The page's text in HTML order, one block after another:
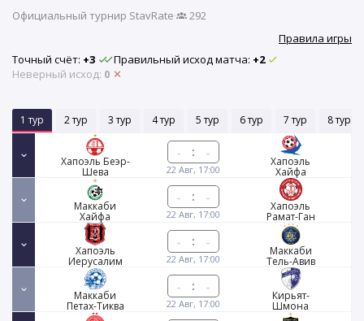
Официальный турнир StavRate·
292
Правила игры
Точный счёт: +3 Правильный исход матча: +2
Неверный исход: 0
1 тур 2 тур 3 тур 4 тур 5 тур 6 тур 7 тур 8 тур
Хапоэль Беэр-
Шева
:
22 Авг, 17:00
Хапоэль
Хайфа
Маккаби
Хайфа
:
22 Авг, 17:00
Хапоэль
Рамат-Ган
Хапоэль
Иерусалим
:
22 Авг, 17:00
Маккаби
Тель-Авив
Маккаби
Петах-Тиква
:
22 Авг, 17:00
Кирьят-
Шмона